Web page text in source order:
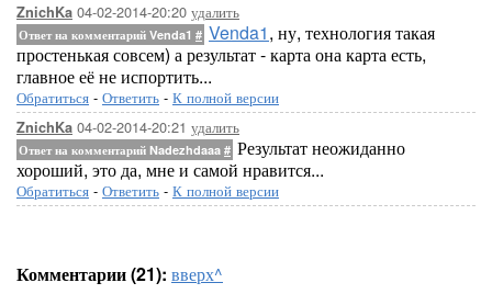
ZnichKa 04-02-2014-20:20 удалить
Ответ на комментарий Venda1 # Venda1, ну, технология такая
простенькая совсем) а результат - карта она карта есть,
главное её не испортить...
Обратиться - Ответить - К полной версии
ZnichKa 04-02-2014-20:21 удалить
Ответ на комментарий Nadezhdaaa # Результат неожиданно
хороший, это да, мне и самой нравится...
Обратиться - Ответить - К полной версии
Комментарии (21): вверх^